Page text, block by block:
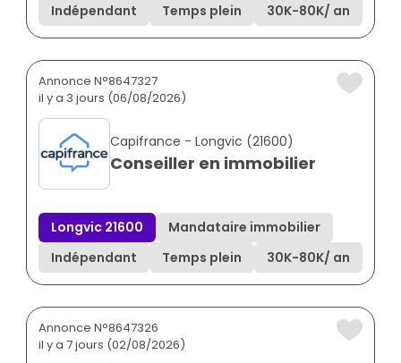
Indépendant
Temps plein 30K-80K/ an
Annonce N°8647327
il y a 3 jours (06/08/2026)
Capifrance - Longvic (21600)
Conseiller en immobilier
Longvic 21600
Mandataire immobilier
Indépendant
Temps plein 30K-80K/ an
Annonce N°8647326
il y a 7 jours (02/08/2026)